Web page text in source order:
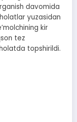
davomida
yuzasidan
kir
tez
topshirildi.